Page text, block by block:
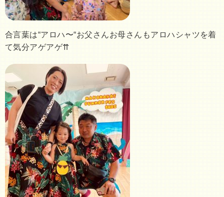
合言葉は“アロハ〜“お父さんお母さんもアロハシャツを着
て気分アゲアゲ⇈